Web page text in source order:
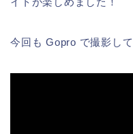
今回も Gopro で撮影し